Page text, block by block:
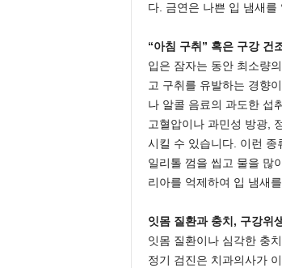
다. 금연은 나쁜 입 냄새를
“아침 구취” 혹은 구강 건
입은 잠자는 동안 최소량
고 구취를 유발하는 경향
나 알콜 음료의 과도한 섭
고혈압이나 과민성 방광,
시킬 수 있습니다. 이런 종
일리톨 껌을 씹고 물을 많
리아를 억제하여 입 냄새
잇몸 질환과 충치, 구강위
잇몸 질환이나 심각한 충
정기 검진은 치과의사가